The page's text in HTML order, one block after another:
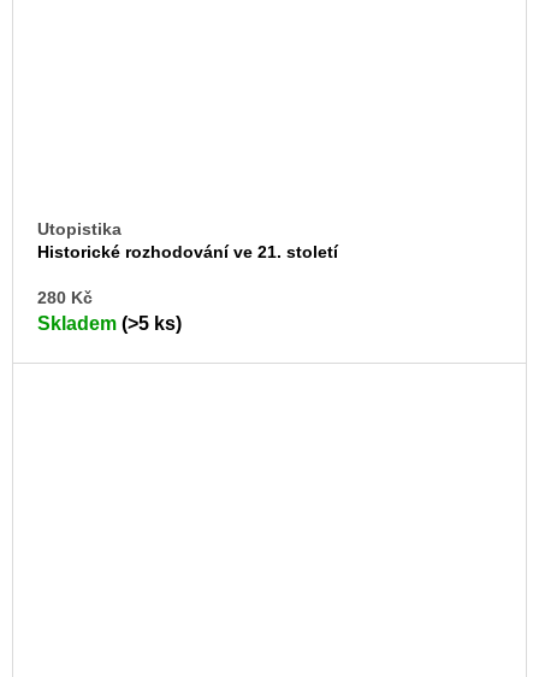
Utopistika
Historické rozhodování ve 21. století
280 Kč
Skladem (>5 ks)